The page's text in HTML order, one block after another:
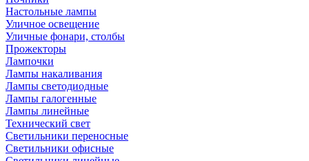
Настольные лампы
Уличное освещение
Уличные фонари, столбы
Прожекторы
Лампочки
Лампы накаливания
Лампы светодиодные
Лампы галогенные
Лампы линейные
Технический свет
Светильники переносные
Светильники офисные